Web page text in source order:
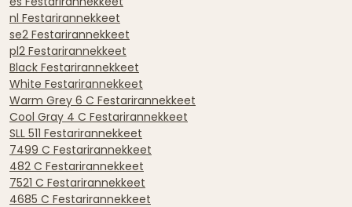
nl Festarirannekkeet
se2 Festarirannekkeet
pl2 Festarirannekkeet
Black Festarirannekkeet
White Festarirannekkeet
Warm Grey 6 C Festarirannekkeet
Cool Gray 4 C Festarirannekkeet
SLL 511 Festarirannekkeet
7499 C Festarirannekkeet
482 C Festarirannekkeet
7521 C Festarirannekkeet
4685 C Festarirannekkeet